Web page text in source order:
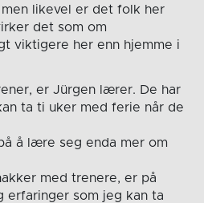
likevel er det folk her
det som om
viktigere her enn hjemme i
er Jürgen lærer. De har
ta ti uker med ferie når de
å lære seg enda mer om
med trenere, er på
erfaringer som jeg kan ta